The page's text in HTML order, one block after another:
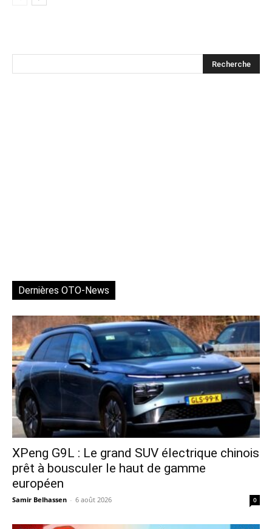
Dernières OTO-News
XPeng G9L : Le grand SUV électrique chinois
prêt à bousculer le haut de gamme
européen
Samir Belhassen - 6 août 2026 0